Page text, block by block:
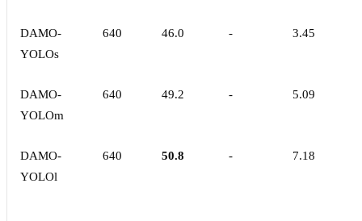
DAMO-
YOLOs
640 46.0 - 3.45
DAMO-
YOLOm
640 49.2 - 5.09
DAMO-
YOLOl
640 50.8 - 7.18